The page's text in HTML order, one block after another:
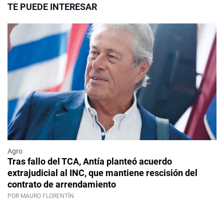
TE PUEDE INTERESAR
Agro
Tras fallo del TCA, Antía planteó acuerdo
extrajudicial al INC, que mantiene rescisión del
contrato de arrendamiento
POR MAURO FLORENTÍN